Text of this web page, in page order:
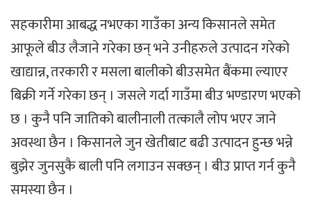
सहकारीमा आबद्ध नभएका गाउँका अन्य किसानले समेत
आफूले बीउ लैजाने गरेका छन् भने उनीहरुले उत्पादन गरेको
खाद्यान्न, तरकारी र मसला बालीको बीउसमेत बैंकमा ल्याएर
बिक्री गर्ने गरेका छन् । जसले गर्दा गाउँमा बीउ भण्डारण भएको
छ । कुनै पनि जातिको बालीनाली तत्कालै लोप भएर जाने
अवस्था छैन । किसानले जुन खेतीबाट बढी उत्पादन हुन्छ भन्ने
बुझेर जुनसुकै बाली पनि लगाउन सक्छन् । बीउ प्राप्त गर्न कुनै
समस्या छैन ।